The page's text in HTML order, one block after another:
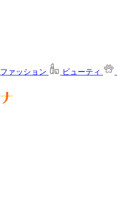
ファッション ビューティ